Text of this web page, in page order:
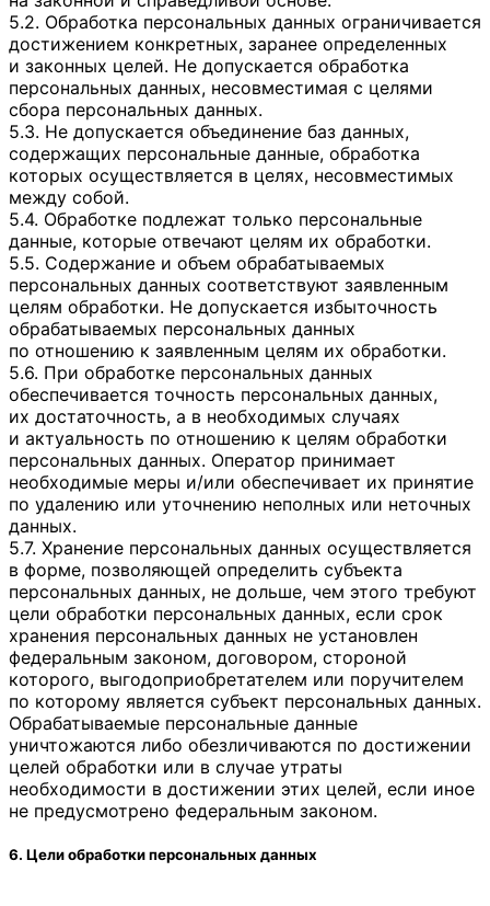
5.2. Обработка персональных данных ограничивается
достижением конкретных, заранее определенных
и законных целей. Не допускается обработка
персональных данных, несовместимая с целями
сбора персональных данных.
5.3. Не допускается объединение баз данных,
содержащих персональные данные, обработка
которых осуществляется в целях, несовместимых
между собой.
5.4. Обработке подлежат только персональные
данные, которые отвечают целям их обработки.
5.5. Содержание и объем обрабатываемых
персональных данных соответствуют заявленным
целям обработки. Не допускается избыточность
обрабатываемых персональных данных
по отношению к заявленным целям их обработки.
5.6. При обработке персональных данных
обеспечивается точность персональных данных,
их достаточность, а в необходимых случаях
и актуальность по отношению к целям обработки
персональных данных. Оператор принимает
необходимые меры и/или обеспечивает их принятие
по удалению или уточнению неполных или неточных
данных.
5.7. Хранение персональных данных осуществляется
в форме, позволяющей определить субъекта
персональных данных, не дольше, чем этого требуют
цели обработки персональных данных, если срок
хранения персональных данных не установлен
федеральным законом, договором, стороной
которого, выгодоприобретателем или поручителем
по которому является субъект персональных данных.
Обрабатываемые персональные данные
уничтожаются либо обезличиваются по достижении
целей обработки или в случае утраты
необходимости в достижении этих целей, если иное
не предусмотрено федеральным законом.
6. Цели обработки персональных данных